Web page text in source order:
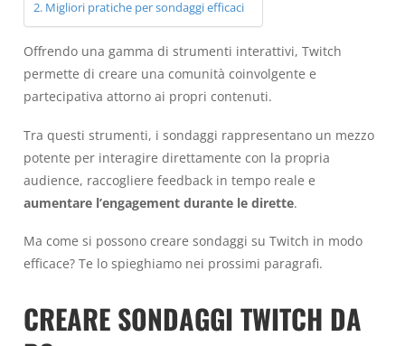
Migliori pratiche per sondaggi efficaci
Offrendo una gamma di strumenti interattivi, Twitch
permette di creare una comunità coinvolgente e
partecipativa attorno ai propri contenuti.
Tra questi strumenti, i sondaggi rappresentano un mezzo
potente per interagire direttamente con la propria
audience, raccogliere feedback in tempo reale e
aumentare l’engagement durante le dirette.
Ma come si possono creare sondaggi su Twitch in modo
efficace? Te lo spieghiamo nei prossimi paragrafi.
CREARE SONDAGGI TWITCH DA